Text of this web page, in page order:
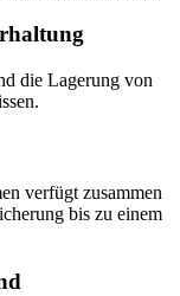
die Lagerung von
verfügt zusammen
bis zu einem